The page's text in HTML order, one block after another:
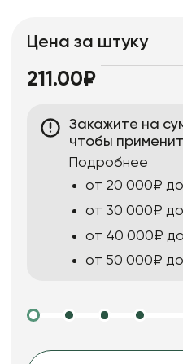
Цена за штуку
211.00₽
Закажите на
чтобы
Подробнее
от 20 000₽
от 30 000₽
от 40 000₽
от 50 000₽